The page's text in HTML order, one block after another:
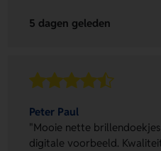
5 dagen geleden
Peter Paul
"Mooie nette
digitale voorbeeld.